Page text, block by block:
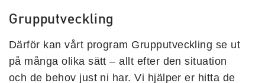
Grupputveckling
Därför kan vårt program Grupputveckling se ut
på många olika sätt – allt efter den situation
och de behov just ni har. Vi hjälper er hitta de